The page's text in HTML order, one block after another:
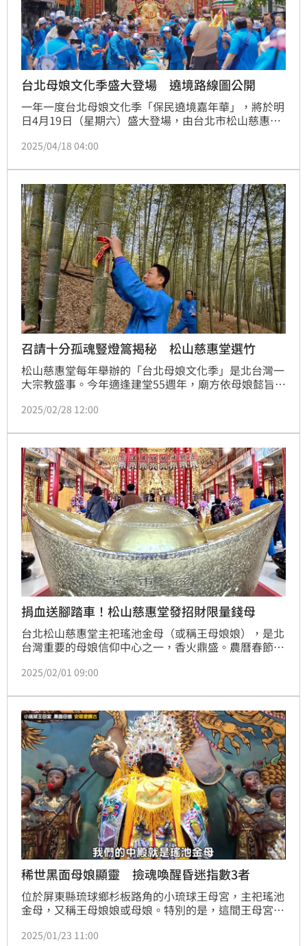
台北母娘文化季盛大登場 遶境路線圖公開
一年一度台北母娘文化季「保民遶境嘉年華」，將於明
日4月19日（星期六）盛大登場，由台北市松山慈惠堂
別結合羅天大醮科儀，適逢建堂55週年與母娘文化館落
會。活動當日上午9:30將進行30米巨龍開光儀式，
10:30起駕展開全日遶境行程。
2025/04/18 04:00
召請十分孤魂豎燈篙揭秘 松山慈惠堂選竹
松山慈惠堂每年舉辦的「台北母娘文化季」是北台灣一
大宗教盛事。今年適逢建堂55週年，廟方依母娘懿旨擴
更是慎重選取，展現對傳統儀式的尊崇。近日進行燈篙
竹」與「運竹」三大步驟。
2025/02/28 12:00
捐血送腳踏車！松山慈惠堂發招財限量錢母
台北松山慈惠堂主祀瑤池金母（或稱王母娘娘），是北
台灣重要的母娘信仰中心之一，香火鼎盛。農曆春節期
準備限量錢母，供信眾領取祈福。此外，為響應公益，
捐熱血，現場更準備豐富好禮，包括平安米、腳踏車、
限量版母娘樂高、廚房用品等，讓善行帶來更多祝福。
2025/02/01 09:00
稀世黑面母娘顯靈 撿魂喚醒昏迷指數3者
位於屏東縣琉球鄉杉板路角的小琉球王母宮，主祀瑤池
金母，又稱王母娘娘或母娘。特別的是，這間王母宮供
為具有特殊的靈力，能辦陰間事務，例如收驚撿魂、牽
2025/01/23 11:00